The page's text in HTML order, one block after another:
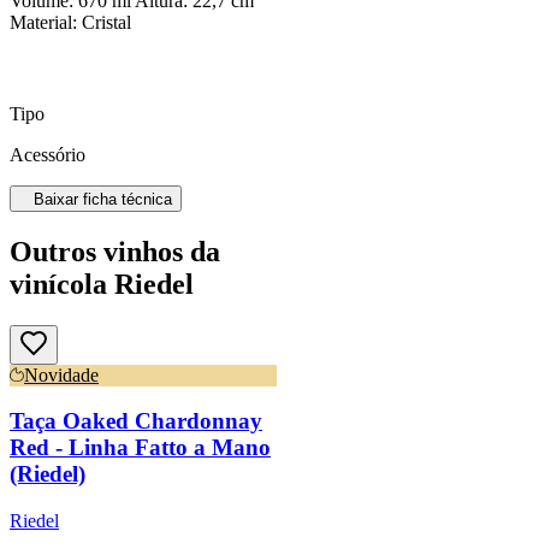
Material: Cristal
Tipo
Acessório
Baixar ficha técnica
Outros vinhos da
vinícola Riedel
Novidade
Taça Oaked Chardonnay
Red - Linha Fatto a Mano
(Riedel)
Riedel